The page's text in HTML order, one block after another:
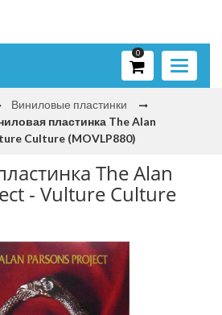
Toggle
0
Виниловые пластинки
пластинка The Alan
Culture (MOVLP880)
The Alan
- Vulture Culture